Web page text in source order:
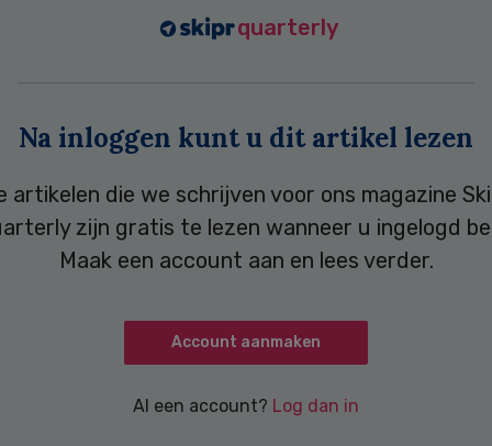
quarterly
Na inloggen kunt u dit artikel lezen
artikelen die we schrijven voor ons magazine
zijn gratis te lezen wanneer u ingelogd
Maak een account aan en lees verder.
Account aanmaken
Al een account? Log dan in